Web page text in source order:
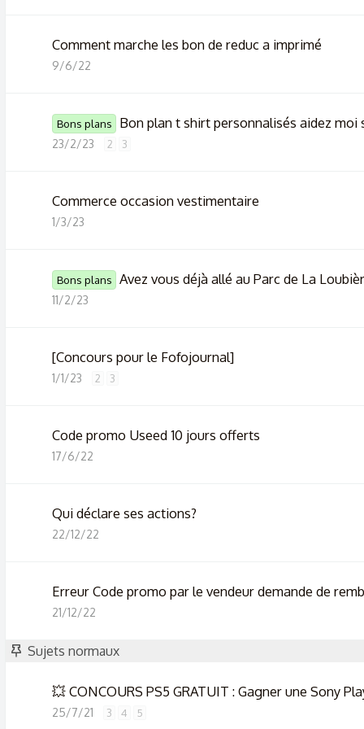
Comment marche les bon de reduc a imprimé
9/6/22
Bons plans Bon plan t shirt personnalisés aidez moi
23/2/23 2 3
Commerce occasion vestimentaire
1/3/23
Bons plans Avez vous déjà allé au Parc de La
11/2/23
[Concours pour le Fofojournal]
1/1/23 2 3
Code promo Useed 10 jours offerts
17/6/22
Qui déclare ses actions?
22/12/22
Erreur Code promo par le vendeur demande de
21/12/22
Sujets normaux
💥 CONCOURS PS5 GRATUIT : Gagner une Sony
25/7/21 3 4 5